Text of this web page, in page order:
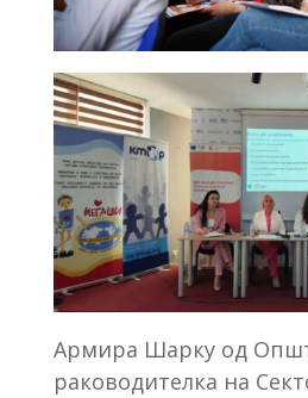
Армира Шарку од
раководителка на